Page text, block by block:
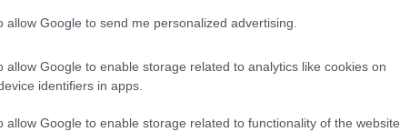
allow Google to send me personalized advertising.
allow Google to enable storage related to analytics like cookies on
identifiers in apps.
allow Google to enable storage related to functionality of the website
differenti; in generale il pass
Card da 120 ore (5 giorni, compreso
essere acquistata singolarmente. Valuta la
prima di decidere quale versione